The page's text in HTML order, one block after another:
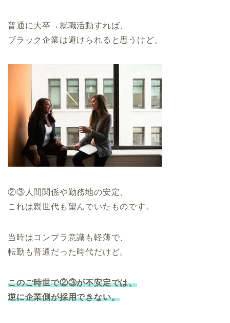
普通に大卒→就職活動すれば、
ブラック企業は避けられると思うけど。
②③人間関係や勤務地の安定、
これは親世代も望んでいたものです。
当時はコンプラ意識も軽薄で、
転勤も普通だった時代だけど。
このご時世で②③が不安定では、
逆に企業側が採用できない。